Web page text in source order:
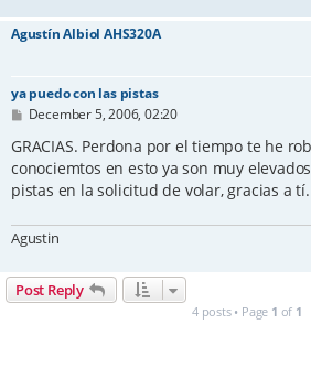
Agustín Albiol AHS320A
ya puedo con las pistas
P
s
December 5, 2006, 02:20
GRACIAS. Perdona por el tiempo te he
conociemtos en esto ya son muy
pistas en la solicitud de volar, gracias a tí.
Agustin
Post Reply
4 posts • Page 1 of 1